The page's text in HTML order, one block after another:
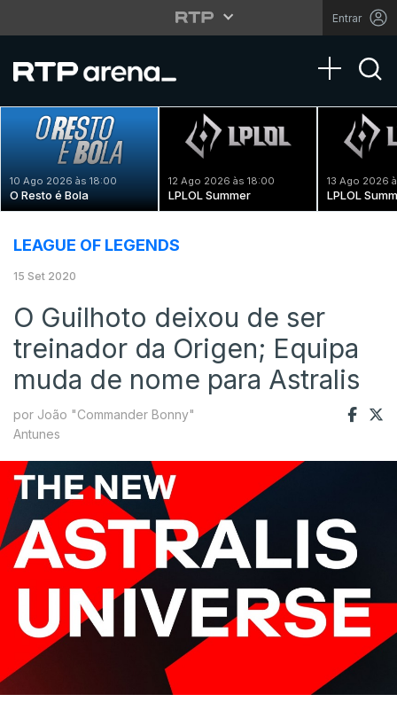
Entrar
Toggle
10 Ago 2026 às 18:00
O Resto é Bola
12 Ago 2026 às 18:00
LPLOL Summer
13 Ago 2026
LPLOL
LEAGUE OF LEGENDS
15 Set 2020
O Guilhoto deixou de ser
treinador da Origen; Equipa
muda de nome para Astralis
por João "Commander Bonny"
Antunes